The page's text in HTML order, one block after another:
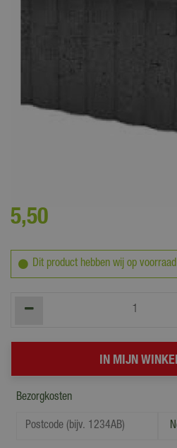
5,50
Dit product hebben wij op voorraad
Bezorgkosten